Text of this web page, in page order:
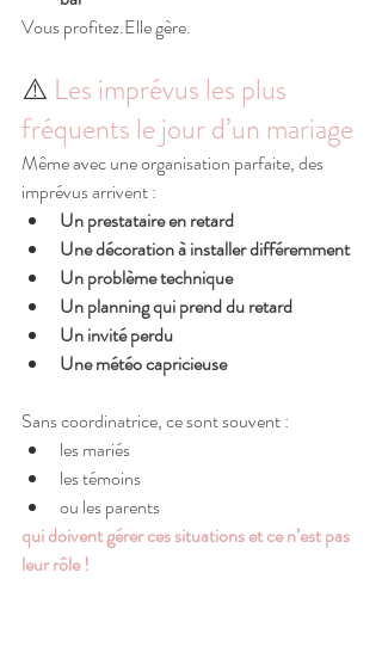
Vous profitez.Elle gère.
⚠️ Les imprévus les plus
fréquents le jour d’un mariage
Même avec une organisation parfaite, des
imprévus arrivent :
Un prestataire en retard
Une décoration à installer différemment
Un problème technique
Un planning qui prend du retard
Un invité perdu
Une météo capricieuse
Sans coordinatrice, ce sont souvent :
les mariés
les témoins
ou les parents
qui doivent gérer ces situations et ce n’est pas
leur rôle !